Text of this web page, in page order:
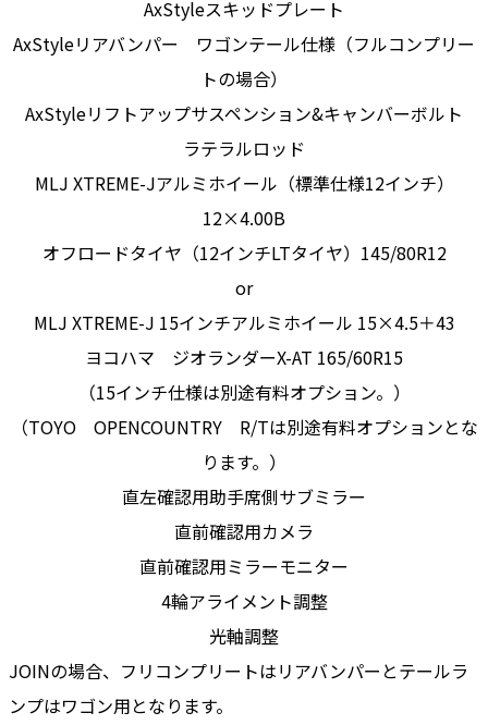
AxStyleスキッドプレート
AxStyleリアバンパー ワゴンテール仕様（フルコンプリー
トの場合）
AxStyleリフトアップサスペンション&キャンバーボルト
ラテラルロッド
MLJ XTREME-Jアルミホイール（標準仕様12インチ）
12×4.00B
オフロードタイヤ（12インチLTタイヤ）145/80R12
or
MLJ XTREME-J 15インチアルミホイール 15×4.5＋43
ヨコハマ ジオランダーX-AT 165/60R15
（15インチ仕様は別途有料オプション。）
（TOYO OPENCOUNTRY R/Tは別途有料オプションとな
ります。）
直左確認用助手席側サブミラー
直前確認用カメラ
直前確認用ミラーモニター
4輪アライメント調整
光軸調整
JOINの場合、フリコンプリートはリアバンパーとテールラ
ンプはワゴン用となります。